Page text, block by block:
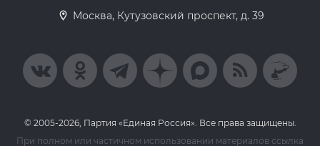
Москва, Кутузовский проспект, д. 39
© 2005-2026, Партия «Единая Россия». Все права защищены.
При полном или частичном использовании материалов ссылка